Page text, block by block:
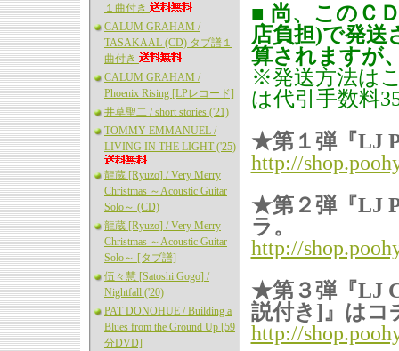
１曲付き
CALUM GRAHAM /
TASAKAAL (CD) タブ譜１
曲付き
CALUM GRAHAM /
Phoenix Rising [LPレコード]
井草聖二 / short stories ('21)
TOMMY EMMANUEL /
LIVING IN THE LIGHT ('25)
龍蔵 [Ryuzo] / Very Merry
Christmas ～Acoustic Guitar
Solo～ (CD)
龍蔵 [Ryuzo] / Very Merry
Christmas ～Acoustic Guitar
Solo～ [タブ譜]
伍々慧 [Satoshi Gogo] /
Nightfall ('20)
PAT DONOHUE / Building a
Blues from the Ground Up [59
分DVD]
■ 尚、このＣ
店負担)で発送
算されますが
※発送方法は
は代引手数料
★第１弾『LJ
http://
★第２弾『LJ
ラ。
http://
★第３弾『LJ
説付き]』はコ
http://